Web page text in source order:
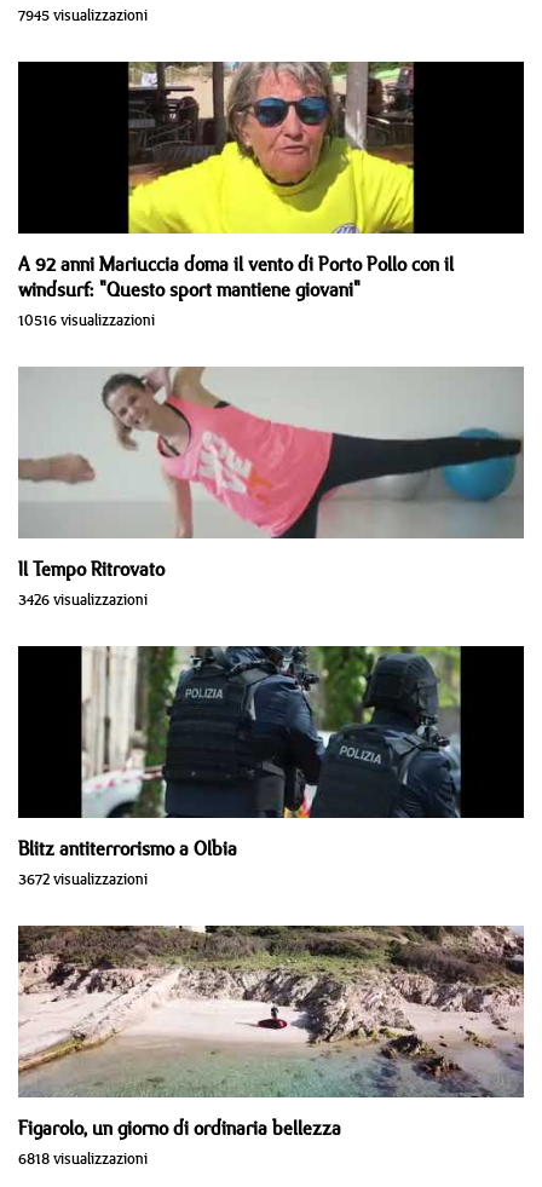
7945 visualizzazioni
A 92 anni Mariuccia doma il vento di Porto Pollo con il
windsurf: "Questo sport mantiene giovani"
10516 visualizzazioni
Il Tempo Ritrovato
3426 visualizzazioni
Blitz antiterrorismo a Olbia
3672 visualizzazioni
Figarolo, un giorno di ordinaria bellezza
6818 visualizzazioni